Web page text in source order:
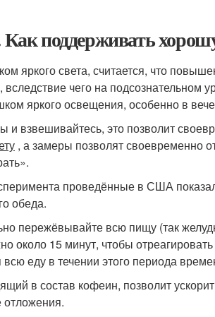
Как поддерживать
яркого света, считается, что
чего на подсознательном
яркого освещения, особенно в
и взвешивайтесь, это позволит
, а замеры позволят своевременно
проведённые в США
обеда.
пережёвывайте всю пищу (так
около 15 минут, чтобы
еду в течении этого периода
в состав кофеин, позволит